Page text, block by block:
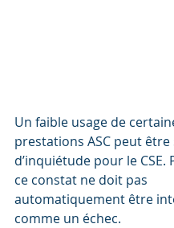
Un faible usage de
prestations ASC peut
d’inquiétude pour le CSE.
ce constat ne doit pas
automatiquement être
comme un échec.